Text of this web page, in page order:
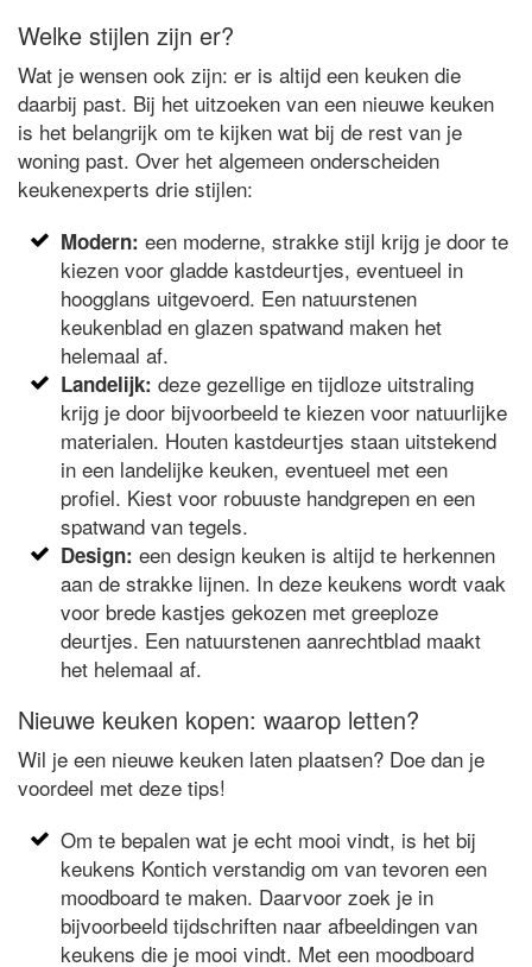
Welke stijlen zijn er?
Wat je wensen ook zijn: er is altijd een keuken die
daarbij past. Bij het uitzoeken van een nieuwe keuken
is het belangrijk om te kijken wat bij de rest van je
woning past. Over het algemeen onderscheiden
keukenexperts drie stijlen:
Modern: een moderne, strakke stijl krijg je door te
kiezen voor gladde kastdeurtjes, eventueel in
hoogglans uitgevoerd. Een natuurstenen
keukenblad en glazen spatwand maken het
helemaal af.
Landelijk: deze gezellige en tijdloze uitstraling
krijg je door bijvoorbeeld te kiezen voor natuurlijke
materialen. Houten kastdeurtjes staan uitstekend
in een landelijke keuken, eventueel met een
profiel. Kiest voor robuuste handgrepen en een
spatwand van tegels.
Design: een design keuken is altijd te herkennen
aan de strakke lijnen. In deze keukens wordt vaak
voor brede kastjes gekozen met greeploze
deurtjes. Een natuurstenen aanrechtblad maakt
het helemaal af.
Nieuwe keuken kopen: waarop letten?
Wil je een nieuwe keuken laten plaatsen? Doe dan je
voordeel met deze tips!
Om te bepalen wat je echt mooi vindt, is het bij
keukens Kontich verstandig om van tevoren een
moodboard te maken. Daarvoor zoek je in
bijvoorbeeld tijdschriften naar afbeeldingen van
keukens die je mooi vindt. Met een moodboard